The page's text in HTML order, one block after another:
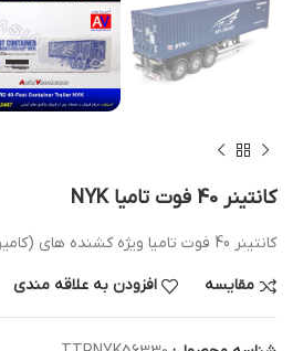
کانتینر 40 فوت تامیا NYK
کانتینر 40 فوت تامیا ویژه کشنده های (کامیون) رادیو کنترلی مقیاس 1/14
مقایسه افزودن به علاقه مندی